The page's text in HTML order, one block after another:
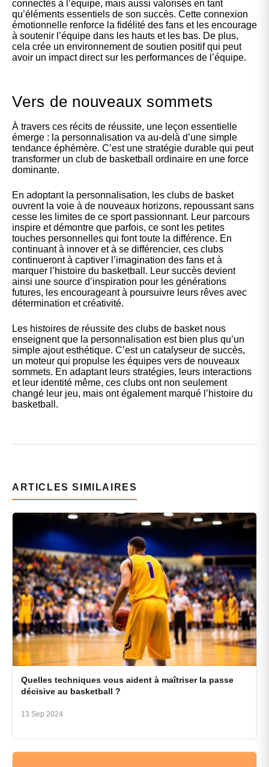
connectés à l’équipe, mais aussi valorisés en tant
qu’éléments essentiels de son succès. Cette connexion
émotionnelle renforce la fidélité des fans et les encourage
à soutenir l’équipe dans les hauts et les bas. De plus,
cela crée un environnement de soutien positif qui peut
avoir un impact direct sur les performances de l’équipe.
Vers de nouveaux sommets
À travers ces récits de réussite, une leçon essentielle
émerge : la personnalisation va au-delà d’une simple
tendance éphémère. C’est une stratégie durable qui peut
transformer un club de basketball ordinaire en une force
dominante.
En adoptant la personnalisation, les clubs de basket
ouvrent la voie à de nouveaux horizons, repoussant sans
cesse les limites de ce sport passionnant. Leur parcours
inspire et démontre que parfois, ce sont les petites
touches personnelles qui font toute la différence. En
continuant à innover et à se différencier, ces clubs
continueront à captiver l’imagination des fans et à
marquer l’histoire du basketball. Leur succès devient
ainsi une source d’inspiration pour les générations
futures, les encourageant à poursuivre leurs rêves avec
détermination et créativité.
Les histoires de réussite des clubs de basket nous
enseignent que la personnalisation est bien plus qu’un
simple ajout esthétique. C’est un catalyseur de succès,
un moteur qui propulse les équipes vers de nouveaux
sommets. En adaptant leurs stratégies, leurs interactions
et leur identité même, ces clubs ont non seulement
changé leur jeu, mais ont également marqué l’histoire du
basketball.
ARTICLES SIMILAIRES
Quelles techniques vous aident à maîtriser la passe
décisive au basketball ?
13 Sep 2024